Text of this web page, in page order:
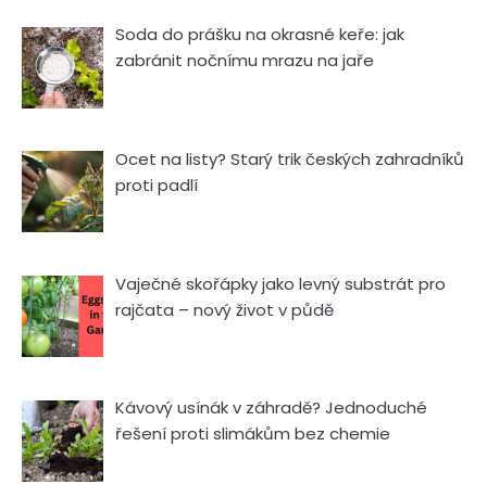
Soda do prášku na okrasné keře: jak
zabránit nočnímu mrazu na jaře
Ocet na listy? Starý trik českých zahradníků
proti padlí
Vaječné skořápky jako levný substrát pro
rajčata – nový život v půdě
Kávový usínák v záhradě? Jednoduché
řešení proti slimákům bez chemie